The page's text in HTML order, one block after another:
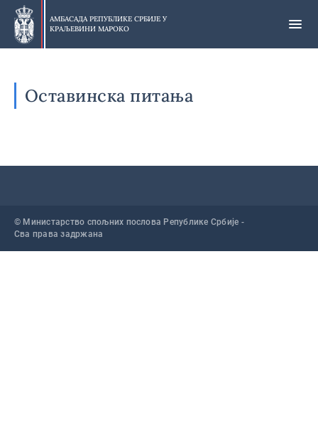
Прескочи
главни
део
АМБАСАДА РЕПУБЛИКЕ СРБИЈЕ У
КРАЉЕВИНИ МАРОКО
Оставинска питања
© Министарство спољних послова Републике Србије -
Сва права задржана